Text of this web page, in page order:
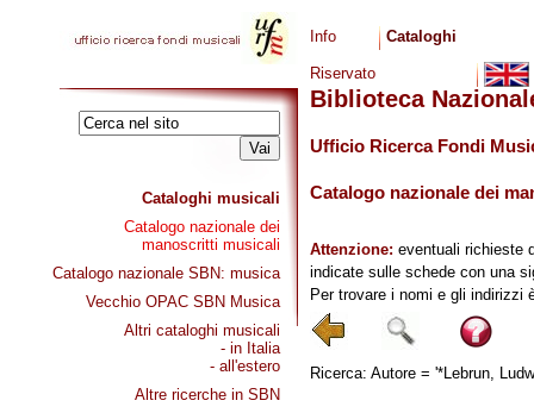
Cataloghi musicali
Catalogo nazionale dei
manoscritti musicali
Catalogo nazionale SBN: musica
Vecchio OPAC SBN Musica
Altri cataloghi musicali
- in Italia
- all'estero
Altre ricerche in SBN
Info Cataloghi
Riservato
Biblioteca
Ufficio Ricerca Fondi
Catalogo nazionale dei
Attenzione: eventuali richieste
indicate sulle schede con una
Per trovare i nomi e gli indirizzi
Ricerca: Autore = '*Lebrun,